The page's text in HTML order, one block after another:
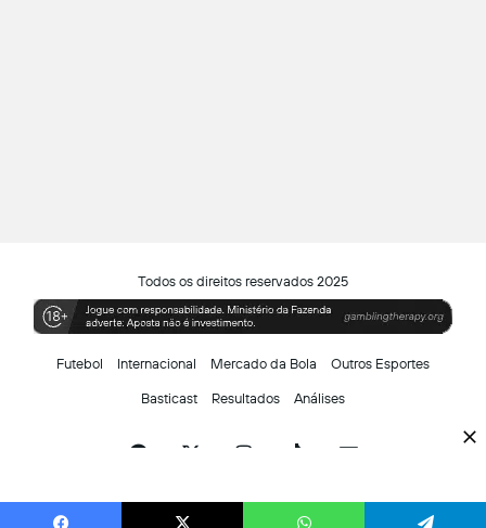
Todos os direitos reservados 2025
Futebol Internacional Mercado da Bola Outros Esportes
Basticast Resultados Análises
Facebook InstagramTikTokSiga-
nos